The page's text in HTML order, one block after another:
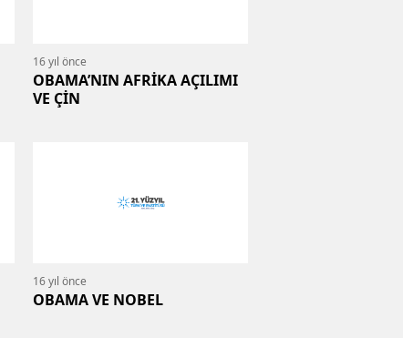
16 yıl önce
OBAMA’NIN AFRİKA AÇILIMI
VE ÇİN
16 yıl önce
OBAMA VE NOBEL